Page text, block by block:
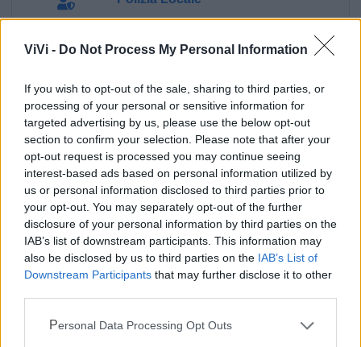
ViVi - Do Not Process My Personal Information
If you wish to opt-out of the sale, sharing to third parties, or
processing of your personal or sensitive information for
targeted advertising by us, please use the below opt-out
section to confirm your selection. Please note that after your
opt-out request is processed you may continue seeing
interest-based ads based on personal information utilized by
us or personal information disclosed to third parties prior to
your opt-out. You may separately opt-out of the further
disclosure of your personal information by third parties on the
IAB’s list of downstream participants. This information may
also be disclosed by us to third parties on the IAB’s List of
Downstream Participants that may further disclose it to other
Personal Data Processing Opt Outs
Pubblica illuminazione
Ecocentro e rifiuti